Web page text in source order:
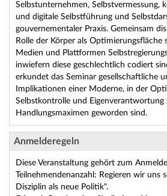
Selbstunternehmen, Selbstvermessung,
und digitale Selbstführung und
gouvernementaler Praxis. Gemeinsam
Rolle der Körper als Optimierungsfläche
Medien und Plattformen
inwiefern diese geschlechtlich codiert
erkundet das Seminar gesellschaftliche
Implikationen einer Moderne, in der
Selbstkontrolle und Eigenverantwortung
Handlungsmaximen geworden sind.
Anmelderegeln
Diese Veranstaltung gehört zum
Teilnehmendenanzahl: Regieren wir uns
Disziplin als neue Politik".